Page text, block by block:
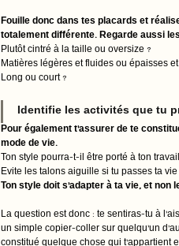
Fouille donc dans tes placards et
totalement différente. Regarde aussi
Plutôt cintré à la taille ou oversize ?
Matières légères et fluides ou épaisses
Long ou court ?
Identifie les activités que tu
Pour également t'assurer de te
mode de vie.
Ton style pourra-t-il être porté à ton
Evite les talons aiguille si tu passes ta
Ton style doit s'adapter à ta vie, et non
La question est donc : te sentiras-tu à
un simple copier-coller sur quelqu'un
constitué quelque chose qui t'appartient